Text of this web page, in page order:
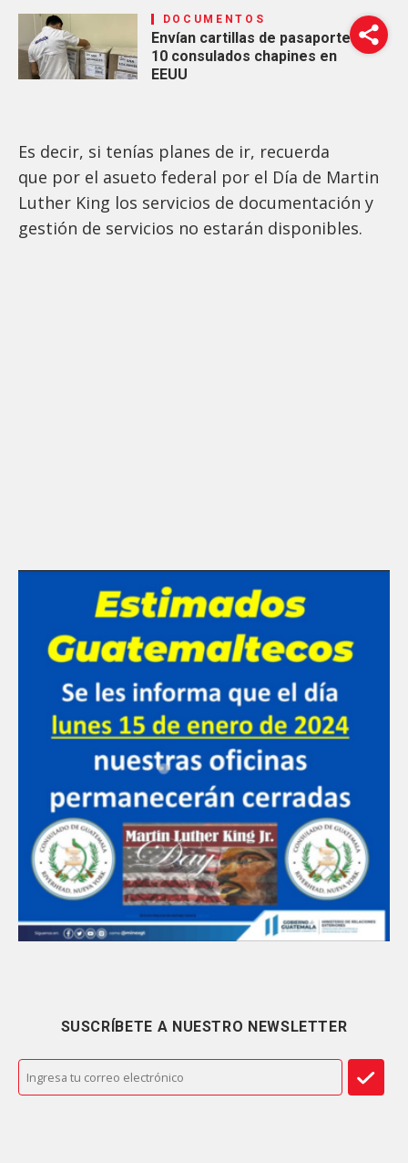
DOCUMENTOS
Envían cartillas de pasaporte a
10 consulados chapines en
EEUU
Es decir, si tenías planes de ir, recuerda
que por el asueto federal por el Día de Martin
Luther King los servicios de documentación y
gestión de servicios no estarán disponibles.
SUSCRÍBETE A NUESTRO NEWSLETTER